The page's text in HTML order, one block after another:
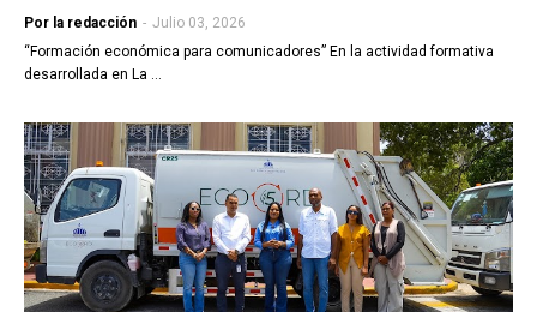
Por la redacción - Julio 03, 2026
“Formación económica para comunicadores” En la actividad formativa
desarrollada en La …